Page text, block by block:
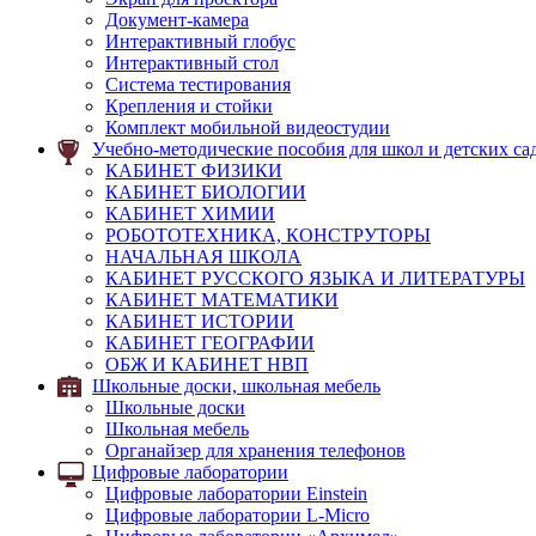
Документ-камера
Интерактивный глобус
Интерактивный стол
Система тестирования
Крепления и стойки
Комплект мобильной видеостудии
Учебно-методические пособия для школ и детских
КАБИНЕТ ФИЗИКИ
КАБИНЕТ БИОЛОГИИ
КАБИНЕТ ХИМИИ
РОБОТОТЕХНИКА, КОНСТРУТОРЫ
НАЧАЛЬНАЯ ШКОЛА
КАБИНЕТ РУССКОГО ЯЗЫКА И ЛИТЕРАТУРЫ
КАБИНЕТ МАТЕМАТИКИ
КАБИНЕТ ИСТОРИИ
КАБИНЕТ ГЕОГРАФИИ
ОБЖ И КАБИНЕТ НВП
Школьные доски, школьная мебель
Школьные доски
Школьная мебель
Органайзер для хранения телефонов
Цифровые лаборатории
Цифровые лаборатории Einstein
Цифровые лаборатории L-Micro